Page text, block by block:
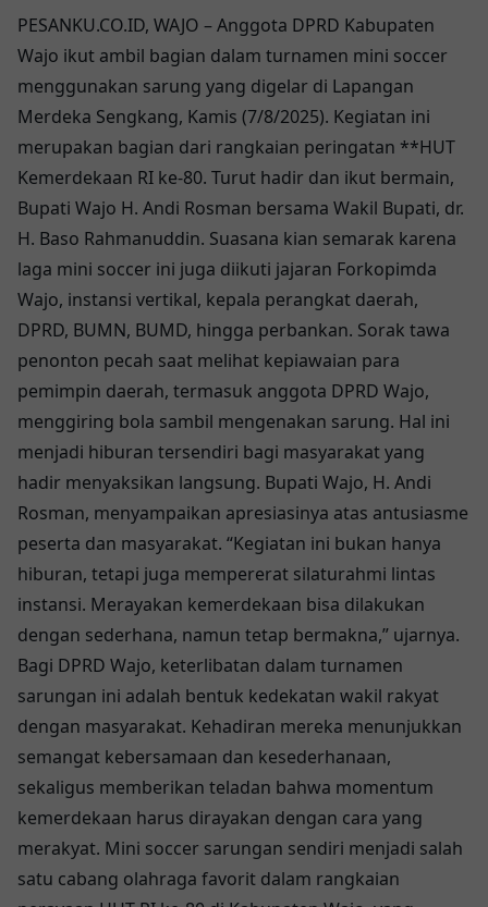
PESANKU.CO.ID, WAJO – Anggota DPRD Kabupaten
Wajo ikut ambil bagian dalam turnamen mini soccer
menggunakan sarung yang digelar di Lapangan
Merdeka Sengkang, Kamis (7/8/2025). Kegiatan ini
merupakan bagian dari rangkaian peringatan **HUT
Kemerdekaan RI ke-80. Turut hadir dan ikut bermain,
Bupati Wajo H. Andi Rosman bersama Wakil Bupati, dr.
H. Baso Rahmanuddin. Suasana kian semarak karena
laga mini soccer ini juga diikuti jajaran Forkopimda
Wajo, instansi vertikal, kepala perangkat daerah,
DPRD, BUMN, BUMD, hingga perbankan. Sorak tawa
penonton pecah saat melihat kepiawaian para
pemimpin daerah, termasuk anggota DPRD Wajo,
menggiring bola sambil mengenakan sarung. Hal ini
menjadi hiburan tersendiri bagi masyarakat yang
hadir menyaksikan langsung. Bupati Wajo, H. Andi
Rosman, menyampaikan apresiasinya atas antusiasme
peserta dan masyarakat. “Kegiatan ini bukan hanya
hiburan, tetapi juga mempererat silaturahmi lintas
instansi. Merayakan kemerdekaan bisa dilakukan
dengan sederhana, namun tetap bermakna,” ujarnya.
Bagi DPRD Wajo, keterlibatan dalam turnamen
sarungan ini adalah bentuk kedekatan wakil rakyat
dengan masyarakat. Kehadiran mereka menunjukkan
semangat kebersamaan dan kesederhanaan,
sekaligus memberikan teladan bahwa momentum
kemerdekaan harus dirayakan dengan cara yang
merakyat. Mini soccer sarungan sendiri menjadi salah
satu cabang olahraga favorit dalam rangkaian